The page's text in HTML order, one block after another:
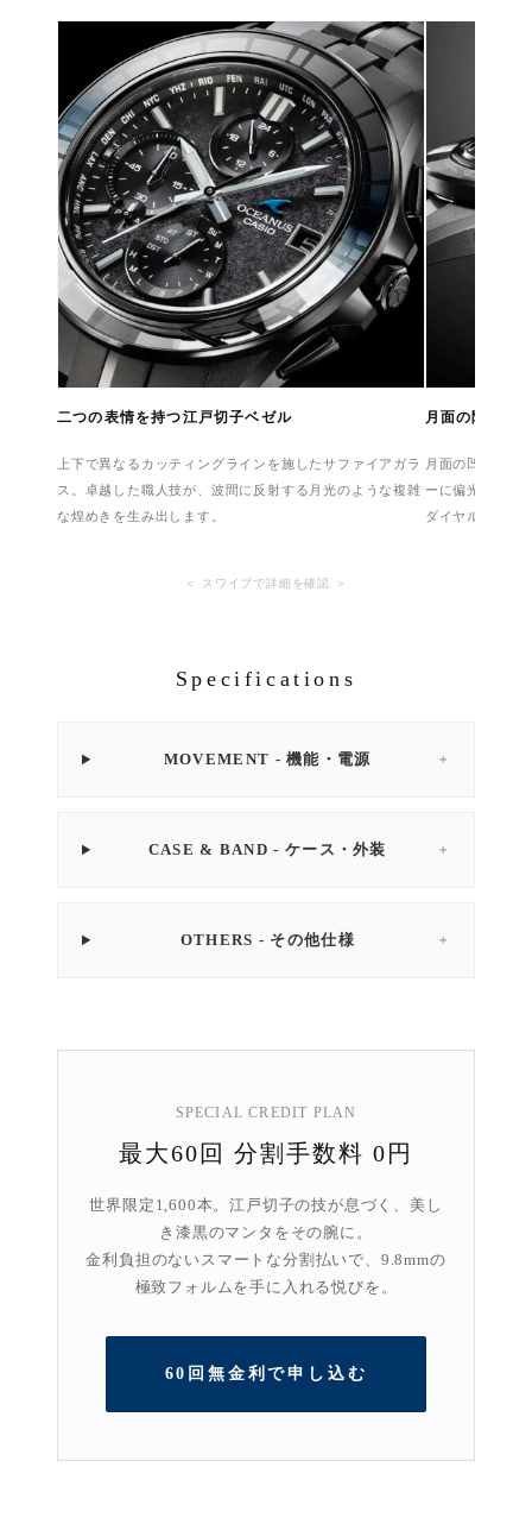
二つの表情を持つ江戸切子ベゼル
上下で異なるカッティングラインを施したサファイアガラ
ス。卓越した職人技が、波間に反射する月光のような複雑
な煌めきを生み出します。
月面の陰影と
月面の凹凸をモ
ーに偏光するグ
ダイヤルに封じ
＜ スワイプで詳細を確認 ＞
Specifications
MOVEMENT - 機能・電源 ＋
CASE & BAND - ケース・外装 ＋
OTHERS - その他仕様 ＋
SPECIAL CREDIT PLAN
最大60回 分割手数料 0円
世界限定1,600本。江戸切子の技が息づく、美し
き漆黒のマンタをその腕に。
金利負担のないスマートな分割払いで、9.8mmの
極致フォルムを手に入れる悦びを。
60回無金利で申し込む